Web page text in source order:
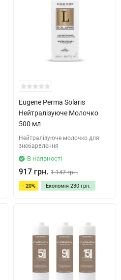
Eugene Perma Solaris
Нейтралізуюче Молочко
500 мл
Нейтралізуюче молочко для
знебарвлення
В наявності
917 грн. 1 147 грн.
- 20% Економія 230 грн.